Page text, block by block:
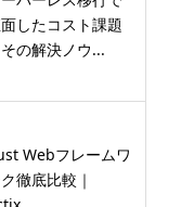
したコスト課題
の解決ノウ...
Webフレームワ
徹底比較｜